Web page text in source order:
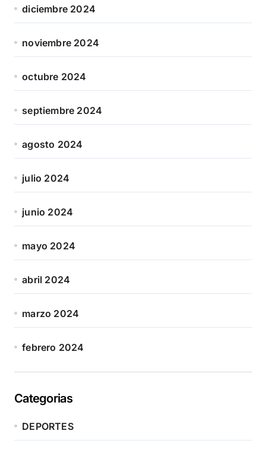
diciembre 2024
noviembre 2024
octubre 2024
septiembre 2024
agosto 2024
julio 2024
junio 2024
mayo 2024
abril 2024
marzo 2024
febrero 2024
Categorias
DEPORTES